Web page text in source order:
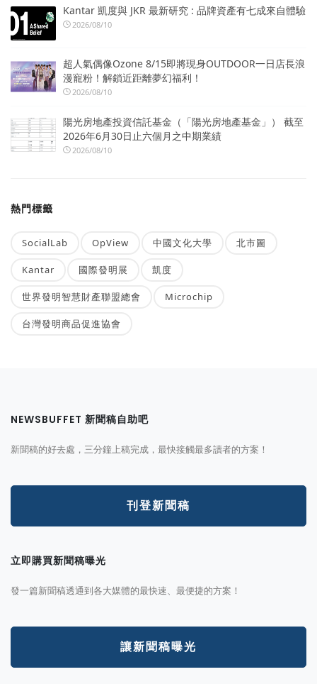
Kantar 凱度與 JKR 最新研究 : 品牌資產有七成來自體驗
2026/08/10
超人氣偶像Ozone 8/15即將現身OUTDOOR一日店長浪
漫寵粉！解鎖近距離夢幻福利！
2026/08/10
陽光房地產投資信託基金（「陽光房地產基金」） 截至
2026年6月30日止六個月之中期業績
2026/08/10
熱門標籤
SocialLab OpView 中國文化大學 北市圖
Kantar 國際發明展 凱度
世界發明智慧財產聯盟總會 Microchip
台灣發明商品促進協會
NEWSBUFFET 新聞稿自助吧
新聞稿的好去處，三分鐘上稿完成，最快接觸最多讀者的方案！
刊登新聞稿
立即購買新聞稿曝光
發一篇新聞稿透通到各大媒體的最快速、最便捷的方案！
讓新聞稿曝光